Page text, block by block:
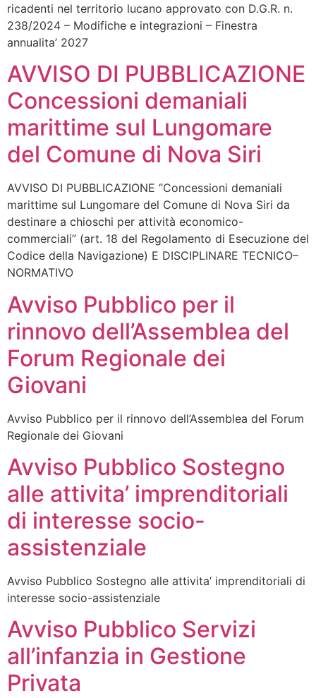
ricadenti nel territorio lucano approvato con D.G.R. n.
238/2024 – Modifiche e integrazioni – Finestra
annualita’ 2027
AVVISO DI PUBBLICAZIONE
Concessioni demaniali
marittime sul Lungomare
del Comune di Nova Siri
AVVISO DI PUBBLICAZIONE “Concessioni demaniali
marittime sul Lungomare del Comune di Nova Siri da
destinare a chioschi per attività economico-
commerciali” (art. 18 del Regolamento di Esecuzione del
Codice della Navigazione) E DISCIPLINARE TECNICO–
NORMATIVO
Avviso Pubblico per il
rinnovo dell’Assemblea del
Forum Regionale dei
Giovani
Avviso Pubblico per il rinnovo dell’Assemblea del Forum
Regionale dei Giovani
Avviso Pubblico Sostegno
alle attivita’ imprenditoriali
di interesse socio-
assistenziale
Avviso Pubblico Sostegno alle attivita’ imprenditoriali di
interesse socio-assistenziale
Avviso Pubblico Servizi
all’infanzia in Gestione
Privata